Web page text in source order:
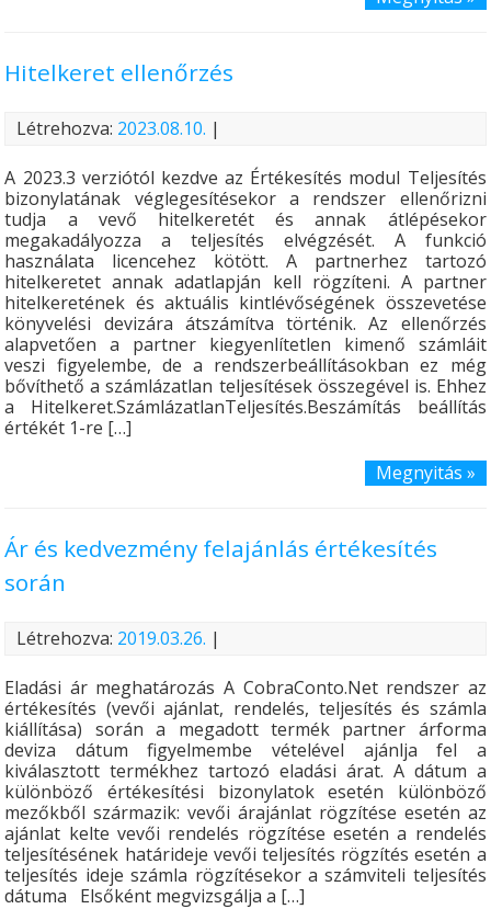
Hitelkeret ellenőrzés
Létrehozva: 2023.08.10. |
A 2023.3 verziótól kezdve az Értékesítés modul Teljesítés
bizonylatának véglegesítésekor a rendszer ellenőrizni
tudja a vevő hitelkeretét és annak átlépésekor
megakadályozza a teljesítés elvégzését. A funkció
használata licencehez kötött. A partnerhez tartozó
hitelkeretet annak adatlapján kell rögzíteni. A partner
hitelkeretének és aktuális kintlévőségének összevetése
könyvelési devizára átszámítva történik. Az ellenőrzés
alapvetően a partner kiegyenlítetlen kimenő számláit
veszi figyelembe, de a rendszerbeállításokban ez még
bővíthető a számlázatlan teljesítések összegével is. Ehhez
a Hitelkeret.SzámlázatlanTeljesítés.Beszámítás beállítás
értékét 1-re […]
Megnyitás »
Ár és kedvezmény felajánlás értékesítés
során
Létrehozva: 2019.03.26. |
Eladási ár meghatározás A CobraConto.Net rendszer az
értékesítés (vevői ajánlat, rendelés, teljesítés és számla
kiállítása) során a megadott termék partner árforma
deviza dátum figyelmembe vételével ajánlja fel a
kiválasztott termékhez tartozó eladási árat. A dátum a
különböző értékesítési bizonylatok esetén különböző
mezőkből származik: vevői árajánlat rögzítése esetén az
ajánlat kelte vevői rendelés rögzítése esetén a rendelés
teljesítésének határideje vevői teljesítés rögzítés esetén a
teljesítés ideje számla rögzítésekor a számviteli teljesítés
dátuma Elsőként megvizsgálja a […]